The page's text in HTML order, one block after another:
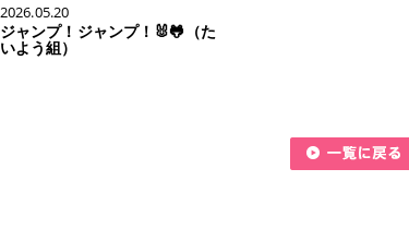
2026.05.20
ジャンプ！ジャンプ！🐰🐸（た
いよう組）